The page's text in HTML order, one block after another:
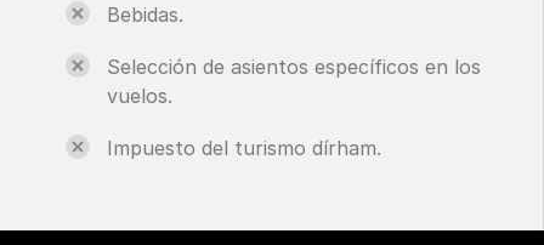
Bebidas.
Selección de asientos específicos en los
vuelos.
Impuesto del turismo dírham.